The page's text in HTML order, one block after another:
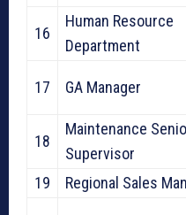
16
Human Resource
Department
17 GA Manager
18
Maintenance
Supervisor
19
Regional Sales